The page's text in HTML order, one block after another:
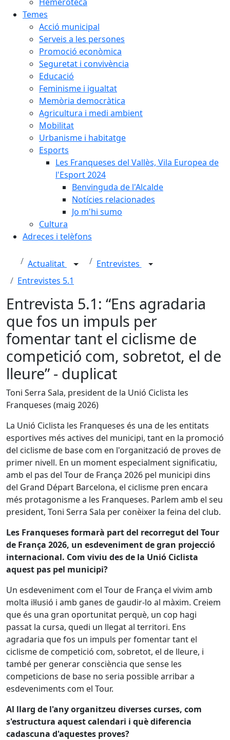
Temes
Acció municipal
Serveis a les persones
Promoció econòmica
Seguretat i convivència
Educació
Feminisme i igualtat
Memòria democràtica
Agricultura i medi ambient
Mobilitat
Urbanisme i habitatge
Esports
Les Franqueses del Vallès, Vila Europea de
l'Esport 2024
Benvinguda de l'Alcalde
Notícies relacionades
Jo m'hi sumo
Cultura
Adreces i telèfons
Actualitat
Entrevistes
Entrevistes 5.1
Entrevista 5.1: “Ens agradaria
que fos un impuls per
fomentar tant el ciclisme de
competició com, sobretot, el de
lleure” - duplicat
Toni Serra Sala, president de la Unió Ciclista les
Franqueses (maig 2026)
La Unió Ciclista les Franqueses és una de les entitats
esportives més actives del municipi, tant en la promoció
del ciclisme de base com en l'organització de proves de
primer nivell. En un moment especialment significatiu,
amb el pas del Tour de França 2026 pel municipi dins
del Grand Départ Barcelona, el ciclisme pren encara
més protagonisme a les Franqueses. Parlem amb el seu
president, Toni Serra Sala per conèixer la feina del club.
Les Franqueses formarà part del recorregut del Tour
de França 2026, un esdeveniment de gran projecció
internacional. Com viviu des de la Unió Ciclista
aquest pas pel municipi?
Un esdeveniment com el Tour de França el vivim amb
molta il·lusió i amb ganes de gaudir-lo al màxim. Creiem
que és una gran oportunitat perquè, un cop hagi
passat la cursa, quedi un llegat al territori. Ens
agradaria que fos un impuls per fomentar tant el
ciclisme de competició com, sobretot, el de lleure, i
també per generar consciència que sense les
competicions de base no seria possible arribar a
esdeveniments com el Tour.
Al llarg de l'any organitzeu diverses curses, com
s'estructura aquest calendari i què diferencia
cadascuna d'aquestes proves?